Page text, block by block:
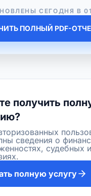
СЕГОДНЯ В
ПОЛНЫЙ PDF-
получить
сведения о
судебных
полную услугу